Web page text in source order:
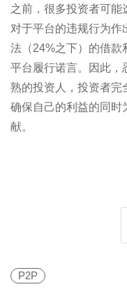
之前，很多投资者可
对于平台的违规行为作
法（24%之下）的借款
平台履行诺言。因此，
熟的投资人，投资者完
确保自己的利益的同时
献。
P2P